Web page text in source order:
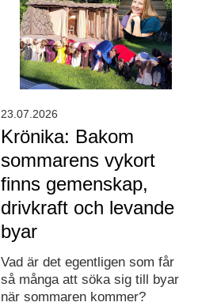
Krönika: Bakom
sommarens vykort
finns gemenskap,
drivkraft och levande
byar
Vad är det egentligen som får
så många att söka sig till byar
när sommaren kommer?
23.07.2026